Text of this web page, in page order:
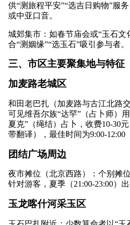
供“测旅程平安”“选吉日购物”服
或中亚口音。
城郊集市：如春节庙会或“玉石文
合“测姻缘”“选玉石”吸引参与者。
三、市区主要聚集地与特征
加麦路老城区
和田老巴扎（加麦路与古江北路
可见维吾尔族“达罕”（占卜师）
夏克”（绳结）占卜，收费10-30
带翻译），最佳时间为9:00-12:00
团结广场周边
夜市摊位（北京西路）：个别摊
针对游客，夏季（21:00-23:00）
玉龙喀什河采玉区